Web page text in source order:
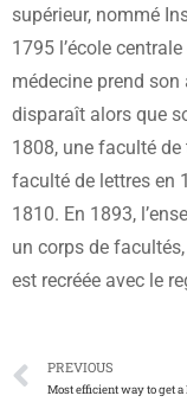
supérieur, nommé
1795 l’école
médecine prend
disparaît alors que
1808, une faculté
faculté de lettres en
1810. En 1893,
un corps de
est recréée avec le
PREVIOUS